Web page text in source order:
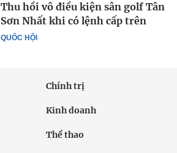
QUỐC HỘI
Thu hồi vô điều kiện sân golf Tân
Sơn Nhất khi có lệnh cấp trên
Chính trị
Kinh doanh
Thể thao